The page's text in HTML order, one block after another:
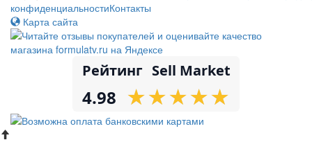
конфиденциальностиКонтакты
Карта сайта
Рейтинг Sell Market
4.98 ★
★★
★★
★★
★★
★